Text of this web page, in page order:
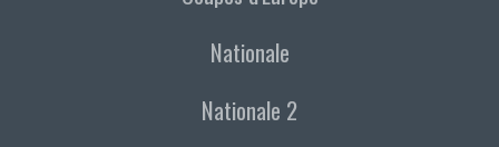
Nationale
Nationale 2